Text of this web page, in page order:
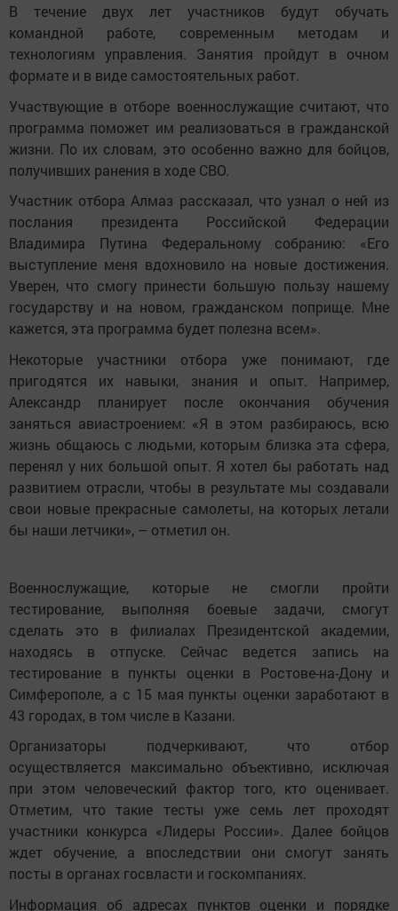
В течение двух лет участников будут обучать
командной работе, современным методам и
технологиям управления. Занятия пройдут в очном
формате и в виде самостоятельных работ.
Участвующие в отборе военнослужащие считают, что
программа поможет им реализоваться в гражданской
жизни. По их словам, это особенно важно для бойцов,
получивших ранения в ходе СВО.
Участник отбора Алмаз рассказал, что узнал о ней из
послания президента Российской Федерации
Владимира Путина Федеральному собранию: «Его
выступление меня вдохновило на новые достижения.
Уверен, что смогу принести большую пользу нашему
государству и на новом, гражданском поприще. Мне
кажется, эта программа будет полезна всем».
Некоторые участники отбора уже понимают, где
пригодятся их навыки, знания и опыт. Например,
Александр планирует после окончания обучения
заняться авиастроением: «Я в этом разбираюсь, всю
жизнь общаюсь с людьми, которым близка эта сфера,
перенял у них большой опыт. Я хотел бы работать над
развитием отрасли, чтобы в результате мы создавали
свои новые прекрасные самолеты, на которых летали
бы наши летчики», – отметил он.
Военнослужащие, которые не смогли пройти
тестирование, выполняя боевые задачи, смогут
сделать это в филиалах Президентской академии,
находясь в отпуске. Сейчас ведется запись на
тестирование в пункты оценки в Ростове-на-Дону и
Симферополе, а с 15 мая пункты оценки заработают в
43 городах, в том числе в Казани.
Организаторы подчеркивают, что отбор
осуществляется максимально объективно, исключая
при этом человеческий фактор того, кто оценивает.
Отметим, что такие тесты уже семь лет проходят
участники конкурса «Лидеры России». Далее бойцов
ждет обучение, а впоследствии они смогут занять
посты в органах госвласти и госкомпаниях.
Информация об адресах пунктов оценки и порядке